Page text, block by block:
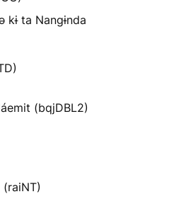
kɨ ta Nangɨnda
(bqjDBL2)
(raiNT)